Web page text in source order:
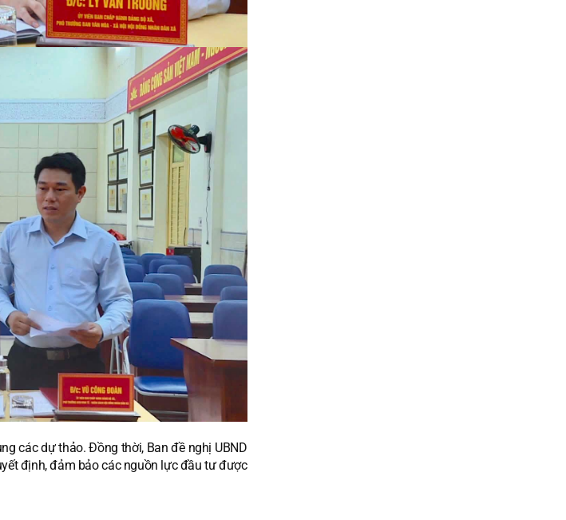
các dự thảo. Đồng thời, Ban đề nghị UBND
định, đảm bảo các nguồn lực đầu tư được